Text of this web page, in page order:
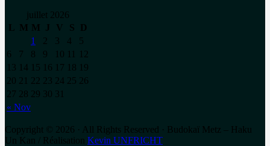
juillet 2026
L
M M J V S D
« Nov
1 2 3 4
5
6
7 8 9 10
12
13
14 15 16 17 18
19
20 21 22 23 24 25 26
27 28 29 30 31
Copyright © 2026 · All Rights Reserved · Budokaï Metz – Haku
Un Kan / Réalisation Kevin UNFRICHT